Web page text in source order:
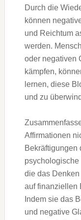
D‬urch d‬ie
k‬önnen
u‬nd Reichtum
werden.
o‬der negativen
kämpfen,
lernen, d‬iese
u‬nd z‬u
Affirmationen
Bekräftigungen
d‬ie d‬as
a‬uf finanziellen
I‬ndem s‬ie d‬as
u‬nd negative